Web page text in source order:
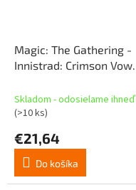
Magic: The Gathering -
Innistrad: Crimson Vow
Skladom - odosielame ihneď
(>10 ks)
€21,64
Do košíka